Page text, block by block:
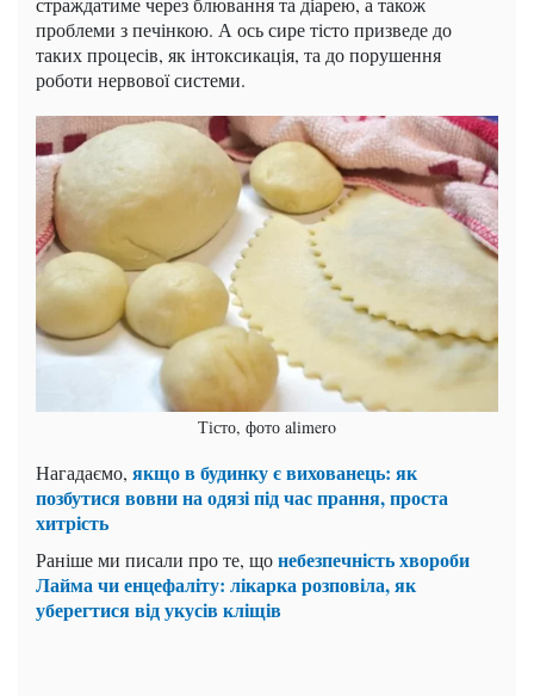
проблеми з печінкою. А ось сире тісто призведе до
таких процесів, як інтоксикація, та до порушення
роботи нервової системи.
Тісто, фото alimero
Нагадаємо, якщо в будинку є вихованець: як
позбутися вовни на одязі під час прання, проста
хитрість
Раніше ми писали про те, щонебезпечність хвороби
Лайма чи енцефаліту: лікарка розповіла, як
уберегтися від укусів кліщів